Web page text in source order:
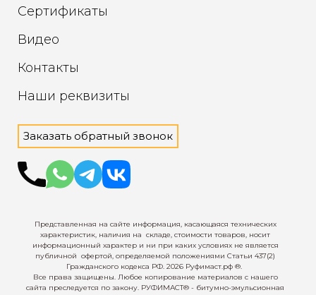
Сертификаты
Видео
Контакты
Наши реквизиты
Заказать обратный звонок
Представленная на сайте информация, касающаяся технических
характеристик, наличия на складе, стоимости товаров, носит
информационный характер и ни при каких условиях не является
публичной офертой, определяемой положениями Статьи 437(2)
Гражданского кодекса РФ. 2026 Руфимаст.рф ®.
Все права защищены. Любое копирование материалов с нашего
сайта преследуется по закону. РУФИМАСТ® - битумно-эмульсионная